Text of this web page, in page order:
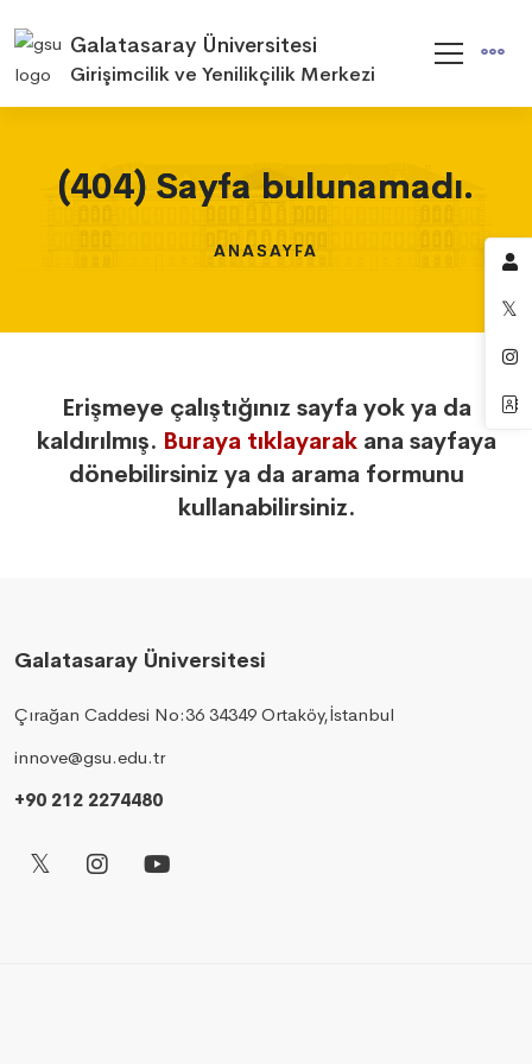
Galatasaray Üniversitesi
Girişimcilik ve Yenilikçilik Merkezi
(404) Sayfa bulunamadı.
ANASAYFA
(404) Sayfa bulunamadı.
ANASAYFA
(404) Sayfa bulunamadı.
ANASAYFA
Erişmeye çalıştığınız sayfa yok ya da
kaldırılmış. Buraya tıklayarakana sayfaya
dönebilirsiniz ya da arama formunu
kullanabilirsiniz.
Galatasaray Üniversitesi
Çırağan Caddesi No:36 34349 Ortaköy,İstanbul
innove@gsu.edu.tr
+90 212 2274480